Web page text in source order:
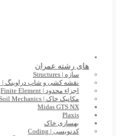
های رشته عمران
سازه | Structures
نقشه کشی و شاپ دراوینگ | Shop Drawing
اجزاء محدود | Finite Element
مکانیک خاک | Soil Mechanics
Midas GTS NX
Plaxis
بهسازی خاک
کدنویسی | Coding